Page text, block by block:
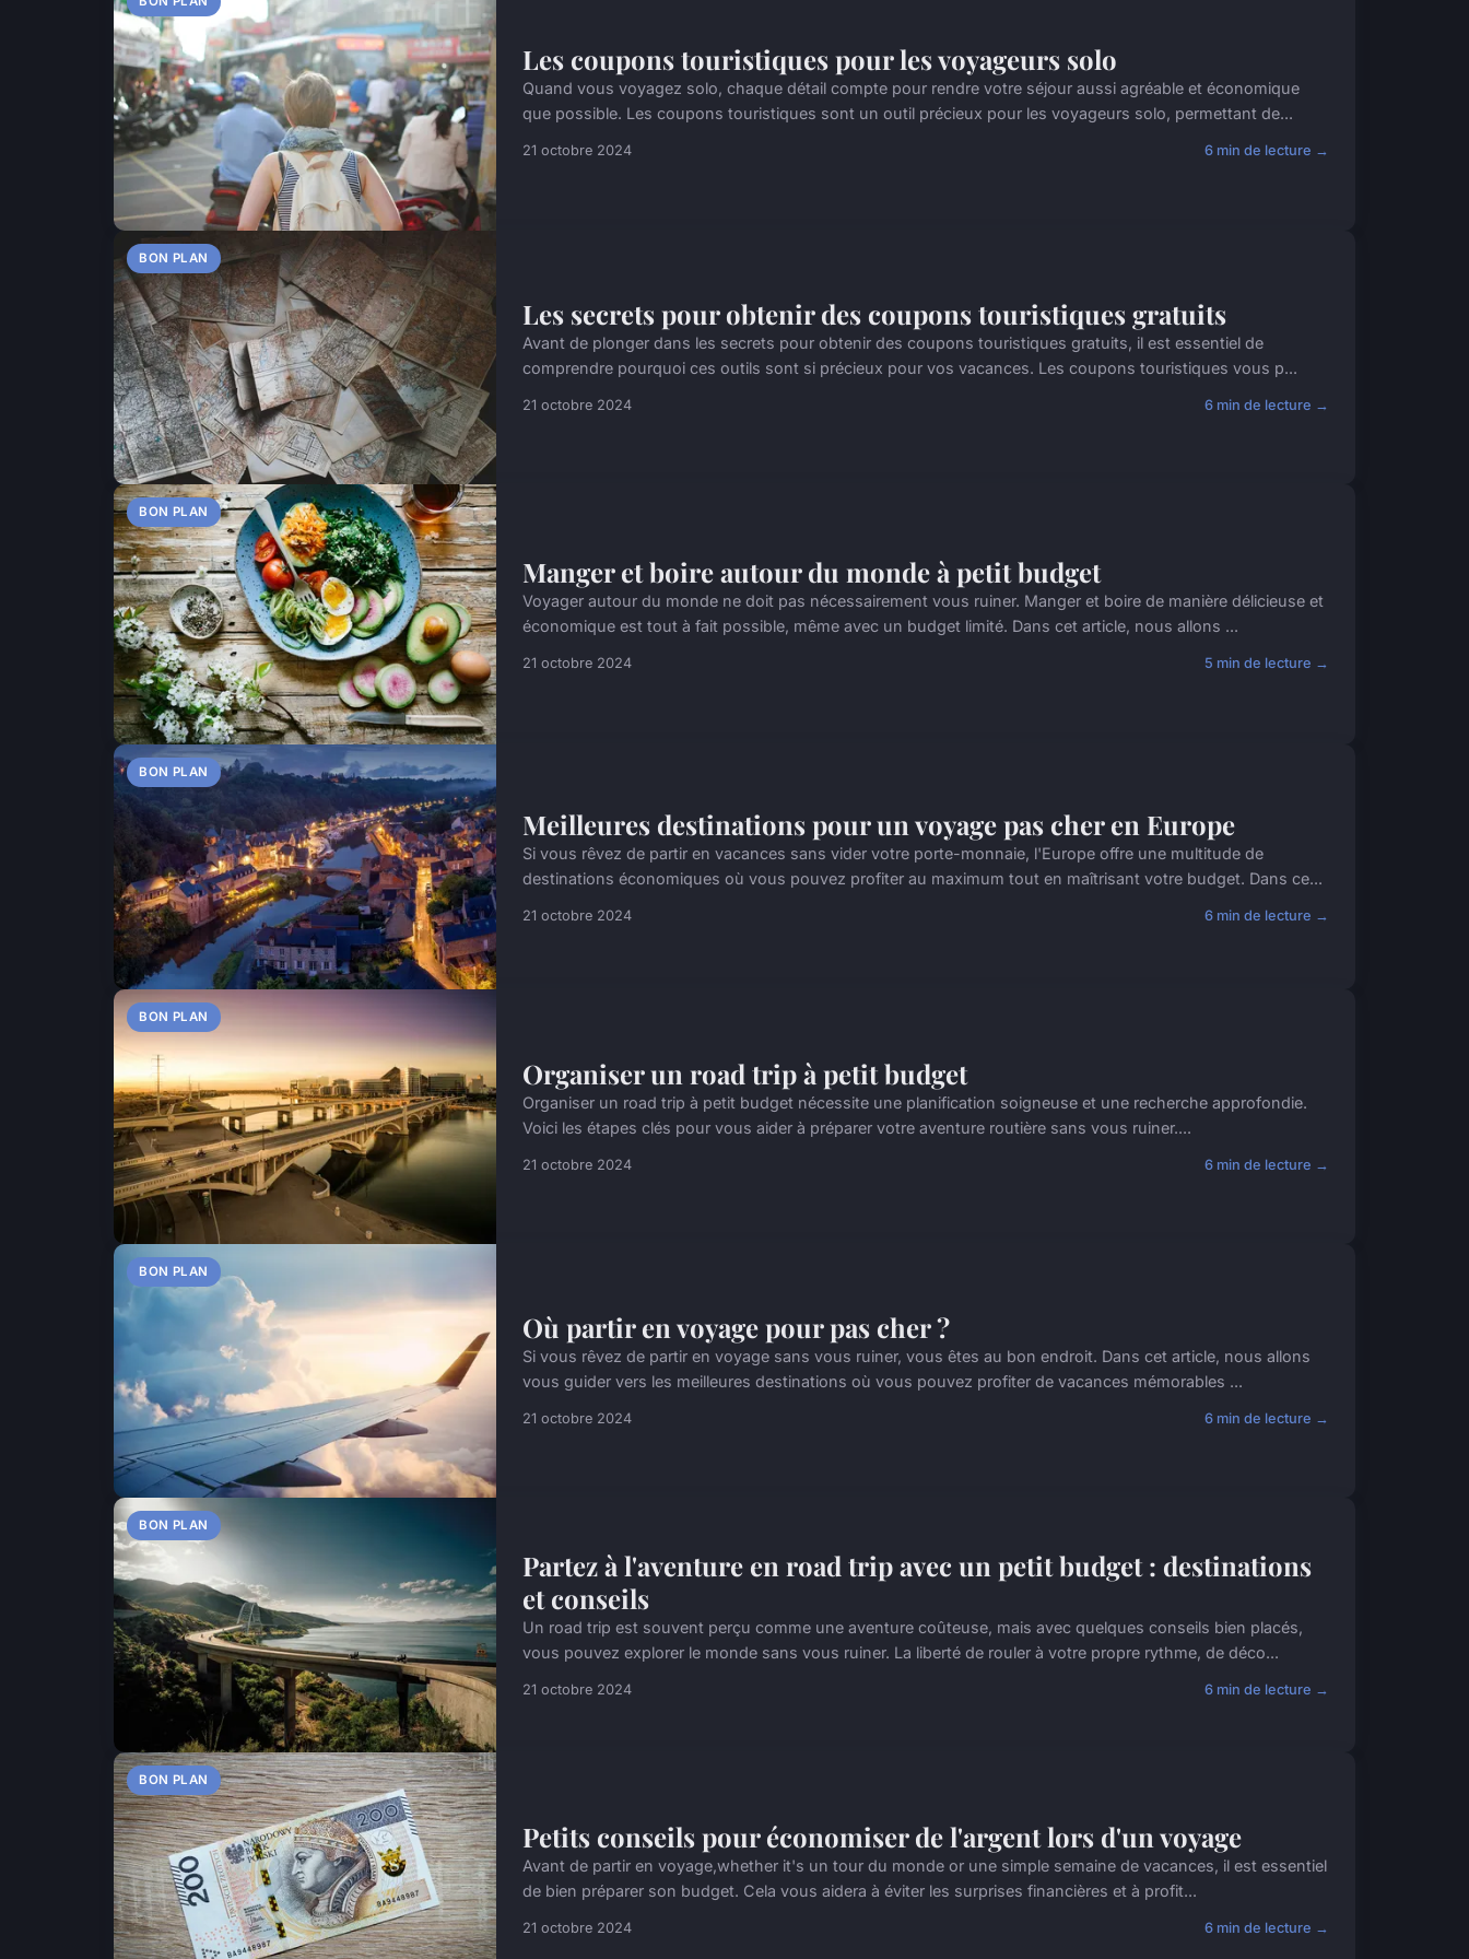
Les coupons touristiques pour les voyageurs solo
Quand vous voyagez solo, chaque détail compte pour rendre votre séjour aussi agréable et économique
que possible. Les coupons touristiques sont un outil précieux pour les voyageurs solo, permettant de...
21 octobre 2024 6 min de lecture →
BON PLAN
Les secrets pour obtenir des coupons touristiques gratuits
Avant de plonger dans les secrets pour obtenir des coupons touristiques gratuits, il est essentiel de
comprendre pourquoi ces outils sont si précieux pour vos vacances. Les coupons touristiques vous p...
21 octobre 2024 6 min de lecture →
BON PLAN
Manger et boire autour du monde à petit budget
Voyager autour du monde ne doit pas nécessairement vous ruiner. Manger et boire de manière délicieuse et
économique est tout à fait possible, même avec un budget limité. Dans cet article, nous allons ...
21 octobre 2024 5 min de lecture →
BON PLAN
Meilleures destinations pour un voyage pas cher en Europe
Si vous rêvez de partir en vacances sans vider votre porte-monnaie, l'Europe offre une multitude de
destinations économiques où vous pouvez profiter au maximum tout en maîtrisant votre budget. Dans ce...
21 octobre 2024 6 min de lecture →
BON PLAN
Organiser un road trip à petit budget
Organiser un road trip à petit budget nécessite une planification soigneuse et une recherche approfondie.
Voici les étapes clés pour vous aider à préparer votre aventure routière sans vous ruiner....
21 octobre 2024 6 min de lecture →
BON PLAN
Où partir en voyage pour pas cher ?
Si vous rêvez de partir en voyage sans vous ruiner, vous êtes au bon endroit. Dans cet article, nous allons
vous guider vers les meilleures destinations où vous pouvez profiter de vacances mémorables ...
21 octobre 2024 6 min de lecture →
BON PLAN
Partez à l'aventure en road trip avec un petit budget : destinations
et conseils
Un road trip est souvent perçu comme une aventure coûteuse, mais avec quelques conseils bien placés,
vous pouvez explorer le monde sans vous ruiner. La liberté de rouler à votre propre rythme, de déco...
21 octobre 2024 6 min de lecture →
BON PLAN
Petits conseils pour économiser de l'argent lors d'un voyage
Avant de partir en voyage,whether it's un tour du monde or une simple semaine de vacances, il est essentiel
de bien préparer son budget. Cela vous aidera à éviter les surprises financières et à profit...
21 octobre 2024 6 min de lecture →